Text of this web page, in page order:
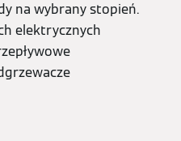
na wybrany stopień.
elektrycznych